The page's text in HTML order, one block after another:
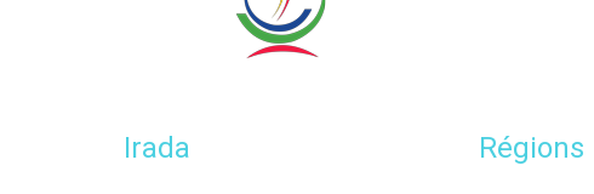
Irada Régions